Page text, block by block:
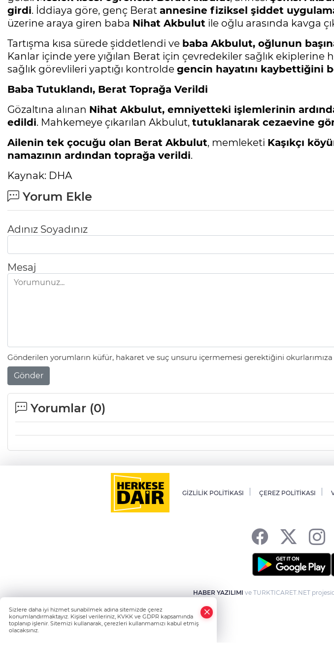
girdi. İddiaya göre, genç Berat annesine fiziksel şiddet
üzerine araya giren baba Nihat Akbulut ile oğlu arasında kavga
Tartışma kısa sürede şiddetlendi ve baba Akbulut, oğlunun
Kanlar içinde yere yığılan Berat için çevredekiler sağlık ekiplerine
sağlık görevlileri yaptığı kontrolde gencin hayatını kaybettiğini
Baba Tutuklandı, Berat Toprağa Verildi
Gözaltına alınan Nihat Akbulut, emniyetteki işlemlerinin
edildi. Mahkemeye çıkarılan Akbulut, tutuklanarak cezaevine
Ailenin tek çocuğu olan Berat Akbulut, memleketi Kaşıkçı
namazının ardından toprağa verildi.
Kaynak: DHA
Yorum Ekle
Adınız Soyadınız
Mesaj
Gönderilen yorumların küfür, hakaret ve suç unsuru içermemesi gerektiğini okurlarımıza
Gönder
Yorumlar (0)
GİZLİLİK POLİTİKASI ÇEREZ POLİTİKASI
HABER YAZILIMI ve TURKTICARET.NET
Sizlere daha iyi hizmet sunabilmek adına sitemizde çerez
konumlandırmaktayız. Kişisel verileriniz, KVKK ve GDPR kapsamında
toplanıp işlenir. Sitemizi kullanarak, çerezleri kullanmamızı kabul etmiş
olacaksınız.